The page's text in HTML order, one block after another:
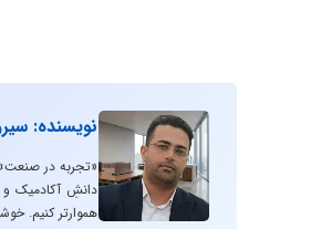
نویسنده:
دانشِ آکادمیک و
هموارتر کنیم.